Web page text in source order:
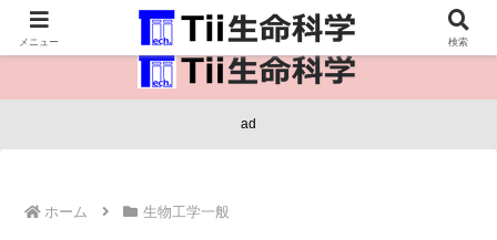
医療保健・生命・生物の情報インフラ。
ad
ホーム 生物工学一般
メニュー 検索